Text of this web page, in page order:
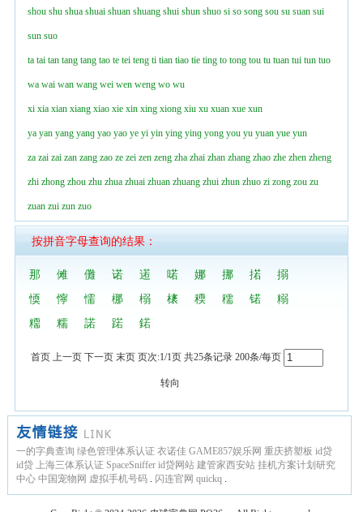
shou shu shua shuai shuan shuang shui shun shuo si so song sou su suan sui
sun suo
ta tai tan tang tang tao te tei teng ti tian tiao tie ting to tong tou tu tuan tui tun tuo
wa wai wan wang wei wen weng wo wu
xi xia xian xiang xiao xie xin xing xiong xiu xu xuan xue xun
ya yan yang yanɡ yao yao ye yi yin ying yinɡ yong you yu yuan yue yun
za zai zai zan zang zao ze zei zen zeng zha zhai zhan zhang zhao zhe zhen zheng
zhi zhong zhou zhu zhua zhuai zhuan zhuang zhui zhun zhuo zi zong zou zu
zuan zui zun zuo
按拼音字母查询的结果：
那 傩 儺 诺 逽 喏 娜 挪 掿
搦
愞
懧 懦 梛 榒 橠 稬 穤 锘
糑
糥
糯 諾 蹃 鍩
首页 上一页 下一页 末页 页次:1/1页 共25条记录 200条/每页
转向
一的字典查询 绿色管理体系认证 衣诺佳 GAME857娱乐网 重庆挤塑板 id贷
id贷 上海三体系认证 SpaceSniffer id贷网站 建管家西安站 挂机方案计划研究
中心 中国宠物网 虚拟手机号码 . 闪连官网 quickq .